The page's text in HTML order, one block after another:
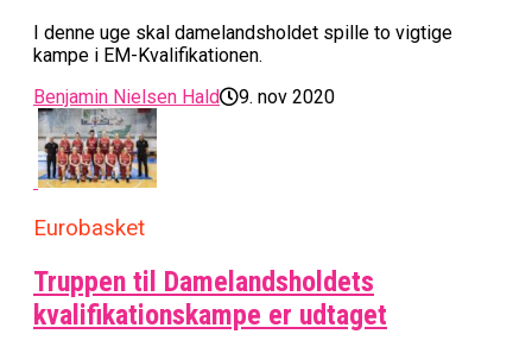
I denne uge skal damelandsholdet spille to vigtige
kampe i EM-Kvalifikationen.
Benjamin Nielsen Hald
9. nov 2020
Eurobasket
Truppen til Damelandsholdets
kvalifikationskampe er udtaget